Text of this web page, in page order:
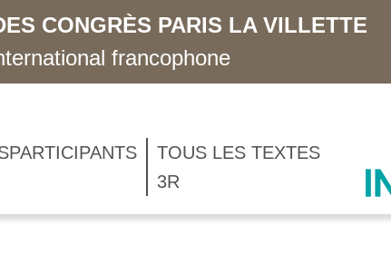
CONGRÈS PARIS LA VILLETTE
francophone
PARTICIPANTS
TOUS LES TEXTES
3R